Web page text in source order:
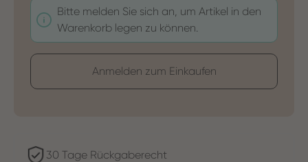
Bitte melden Sie sich an, um Artikel in den
Warenkorb legen zu können.
Anmelden zum Einkaufen
30 Tage Rückgaberecht